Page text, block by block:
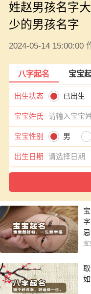
姓赵男孩名字
少的男孩名字
2024-05-14 15:00:00
八字起名 宝宝
出生状态 已出生
宝宝姓氏
宝宝性别 男
出生日期
忌
宝